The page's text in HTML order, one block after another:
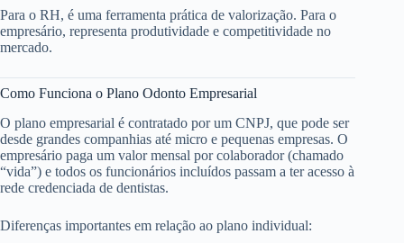
Para o RH, é uma ferramenta prática de valorização. Para o
empresário, representa produtividade e competitividade no
mercado.
Como Funciona o Plano Odonto Empresarial
O plano empresarial é contratado por um CNPJ, que pode ser
desde grandes companhias até micro e pequenas empresas. O
empresário paga um valor mensal por colaborador (chamado
“vida”) e todos os funcionários incluídos passam a ter acesso à
rede credenciada de dentistas.
Diferenças importantes em relação ao plano individual: